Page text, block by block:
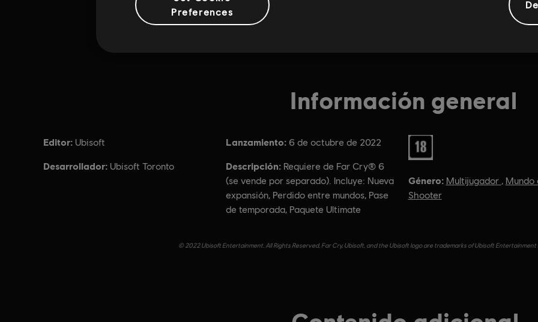
Información general
Editor: Ubisoft
Desarrollador: Ubisoft Toronto
Lanzamiento: 6 de octubre de 2022
Descripción: Requiere de Far Cry® 6
(se vende por separado). Incluye: Nueva
expansión, Perdido entre mundos, Pase
de temporada, Paquete Ultimate
Clasificación por edad :
Género: Multijugador , Mundo
Shooter
© 2022 Ubisoft Entertainment. All Rights Reserved. Far Cry, Ubisoft, and the Ubisoft logo are trademarks of Ubisoft
Preferences